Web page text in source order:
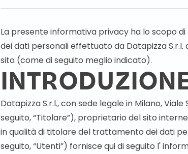
La presente informativa privacy ha lo scopo
dei dati personali effettuato da Datapizza
sito (come di seguito meglio indicato).
Datapizza S.r.l., con sede legale in Milano, Viale
seguito, “Titolare”), proprietario del sito
in qualità di titolare del trattamento dei dati
seguito, “Utenti”) fornisce qui di seguito l'